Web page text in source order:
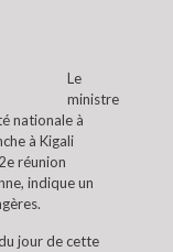
Le
ministre
nationale à
à Kigali
réunion
indique un
jour de cette